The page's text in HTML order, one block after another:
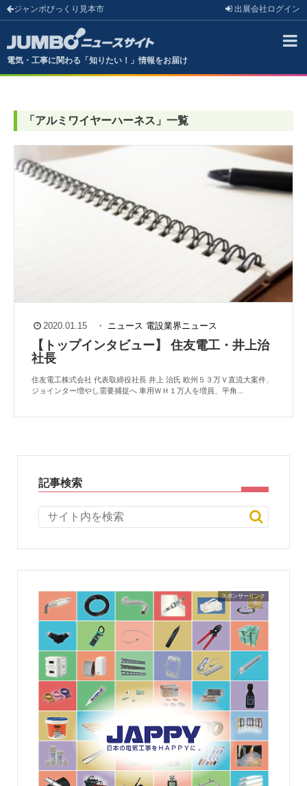
ジャンボびっくり見本市 出展会社 ログイン
電気・工事に関わる「知りたい！」情報をお届け
「 アルミワイヤーハーネス 」 一覧
2020.01.15 ・ ニュース 電設業界ニュース
【トップインタビュー】 住友電工・井上治
社長
住友電工株式会社 代表取締役社長 井上 治氏 欧州５３万Ｖ直流大案件、
ジョインター増やし需要捕捉へ 車用ＷＨ１万人を増員、平角...
記事検索